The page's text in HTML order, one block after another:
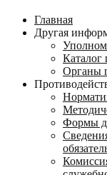
Главная
Другая
Каталог
Органы
Формы